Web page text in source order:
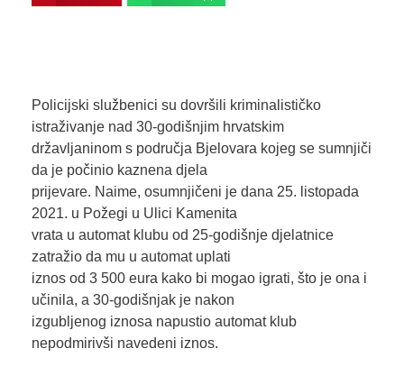
Policijski službenici su dovršili kriminalističko
istraživanje nad 30-godišnjim hrvatskim
državljaninom s područja Bjelovara kojeg se sumnjiči
da je počinio kaznena djela
prijevare. Naime, osumnjičeni je dana 25. listopada
2021. u Požegi u Ulici Kamenita
vrata u automat klubu od 25-godišnje djelatnice
zatražio da mu u automat uplati
iznos od 3 500 eura kako bi mogao igrati, što je ona i
učinila, a 30-godišnjak je nakon
izgubljenog iznosa napustio automat klub
nepodmirivši navedeni iznos.